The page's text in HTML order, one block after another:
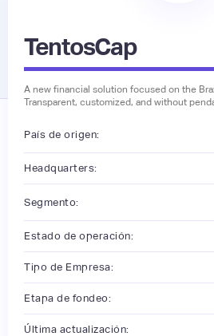
TentosCap
A new financial solution focused on the
Transparent, customized, and without
País de origen:
Headquarters:
Segmento:
Estado de operación:
Tipo de Empresa:
Etapa de fondeo:
Última actualización: